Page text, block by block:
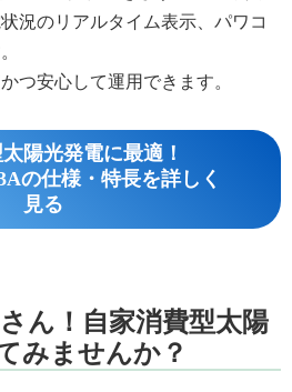
況のリアルタイム表示、パワコ
つ安心して運用できます。
陽光発電に最適！
の仕様・特長を詳しく
見る
ん！自家消費型太陽
みませんか？